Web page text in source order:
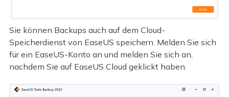
Sie können Backups auch auf dem Cloud-
Speicherdienst von EaseUS speichern. Melden Sie sich
für ein EaseUS-Konto an und melden Sie sich an,
nachdem Sie auf EaseUS Cloud geklickt haben.